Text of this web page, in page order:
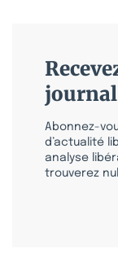
Abonnez-
d’actualité
analyse
trouverez